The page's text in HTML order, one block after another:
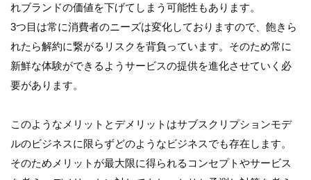
れブランドの価値を下げてしまう可能性もあります。
3つ目は常に消費者のニーズは変化しておりますので、飽きら
れたら解約に繋がるリスクを背負っています。そのため常に
新鮮な体験ができるようサービスの提供を進化させていく必
要があります。
このようなメリットとデメリットはサブスクリプションモデ
ルのビジネスに限らずどのようなビジネスでも存在します。
そのためメリットが最大限に得られるコンセプトやサービス